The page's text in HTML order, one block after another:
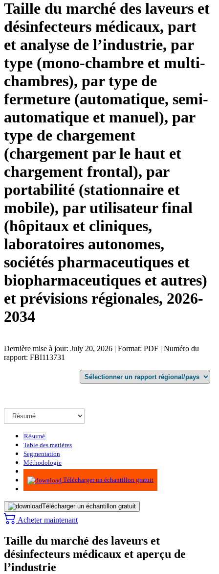
Taille du marché des laveurs et
désinfecteurs médicaux, part
et analyse de l’industrie, par
type (mono-chambre et multi-
chambres), par type de
fermeture (automatique, semi-
automatique et manuel), par
type de chargement
(chargement par le haut et
chargement frontal), par
portabilité (stationnaire et
mobile), par utilisateur final
(hôpitaux et cliniques,
laboratoires autonomes,
sociétés pharmaceutiques et
biopharmaceutiques et autres)
et prévisions régionales, 2026-
2034
Dernière mise à jour: July 20, 2026 | Format: PDF | Numéro du
rapport: FBI113731
Résumé
Table des matières
Segmentation
Méthodologie
Infographie
Télécharger un échantillon gratuit
Télécharger un échantillon gratuit
Acheter maintenant
Taille du marché des laveurs et
désinfecteurs médicaux et aperçu de
l’industrie